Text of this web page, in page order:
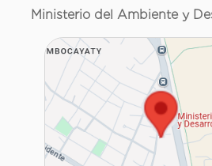
Ministerio del Ambiente y